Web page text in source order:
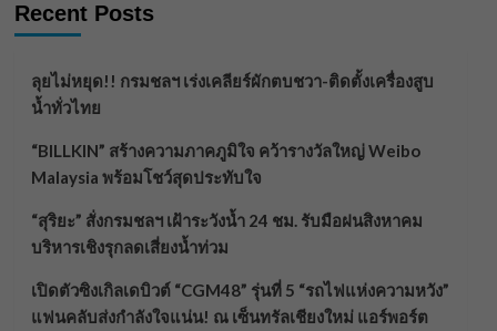
Recent Posts
ลุยไม่หยุด!! กรมชลฯ เร่งเคลียร์ผักตบชวา-ติดตั้งเครื่องสูบ
น้ำทั่วไทย
“BILLKIN” สร้างความภาคภูมิใจ คว้ารางวัลใหญ่ Weibo
Malaysia พร้อมโชว์สุดประทับใจ
“สุริยะ” สั่งกรมชลฯ เฝ้าระวังน้ำ 24 ชม. รับมือฝนสิงหาคม
บริหารเชิงรุกลดเสี่ยงน้ำท่วม
เปิดตัวซิงเกิลเดบิวต์ “CGM48” รุ่นที่ 5 “รถไฟแห่งความหวัง”
แฟนคลับส่งกำลังใจแน่น! ณ เซ็นทรัลเชียงใหม่ แอร์พอร์ต